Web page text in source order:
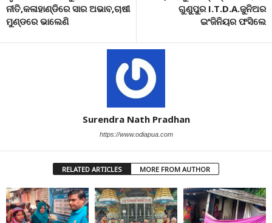
ନୀତି,କଳାହାଣ୍ଡିରେ ସାର ଅଭାବ,ଚାଷୀ
ମୁଣ୍ଡରେ ଭାଲେଣି
ଗୁଣୁପୁର I.T.D.A.ଜୁନିଅର
ଇଂଜିନିୟର ଫସିଲେ
Surendra Nath Pradhan
https://www.odiapua.com
RELATED ARTICLES MORE FROM AUTHOR